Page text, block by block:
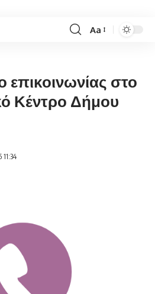
Font
Aa
στο
Κέντρο Δήμου